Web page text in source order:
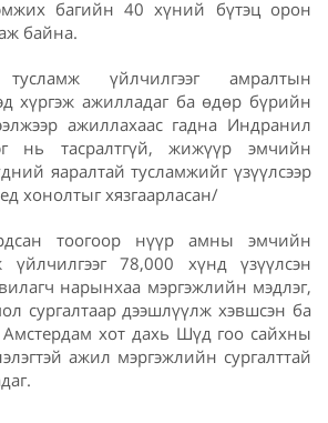
багийн 40 хүний бүтэц орон
байна.
үйлчилгээг амралтын
хүргэж ажилладаг ба өдөр бүрийн
ажиллахаас гадна Индранил
нь тасралтгүй, жижүүр эмчийн
яаралтай тусламжийг үзүүлсээр
хонолтыг хязгаарласан/
тоогоор нүүр амны эмчийн
үйлчилгээг 78,000 хүнд үзүүлсэн
нарынхаа мэргэжлийн мэдлэг,
сургалтаар дээшлүүлж хэвшсэн ба
хот дахь Шүд гоо сайхны
ажил мэргэжлийн сургалттай